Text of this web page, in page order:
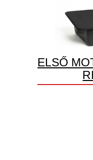
ELSŐ